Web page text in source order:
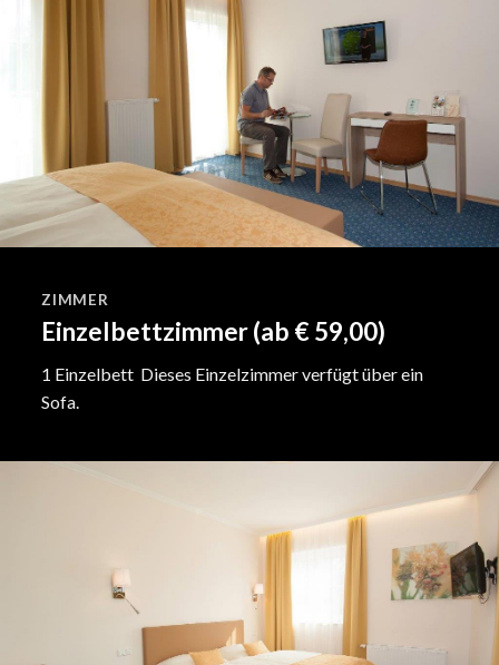
ZIMMER
Einzelbettzimmer (ab € 59,00)
1 Einzelbett Dieses Einzelzimmer verfügt über ein
Sofa.